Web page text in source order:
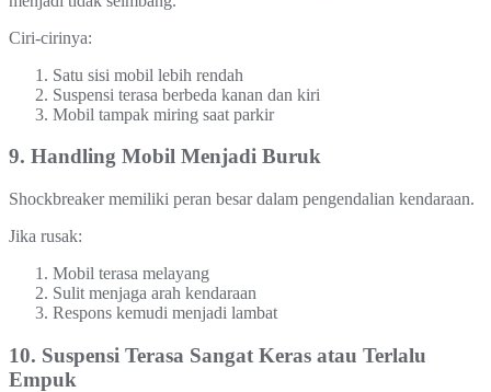
Ciri-cirinya:
Satu sisi mobil lebih rendah
Suspensi terasa berbeda kanan dan kiri
Mobil tampak miring saat parkir
9. Handling Mobil Menjadi Buruk
Shockbreaker memiliki peran besar dalam pengendalian kendaraan.
Jika rusak:
Mobil terasa melayang
Sulit menjaga arah kendaraan
Respons kemudi menjadi lambat
10. Suspensi Terasa Sangat Keras atau Terlalu
Empuk